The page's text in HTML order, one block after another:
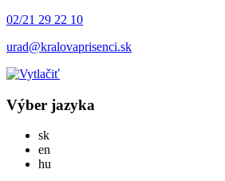
02/21 29 22 10
urad@kralovaprisenci.sk
Výber jazyka
skSlovensky
en
hu